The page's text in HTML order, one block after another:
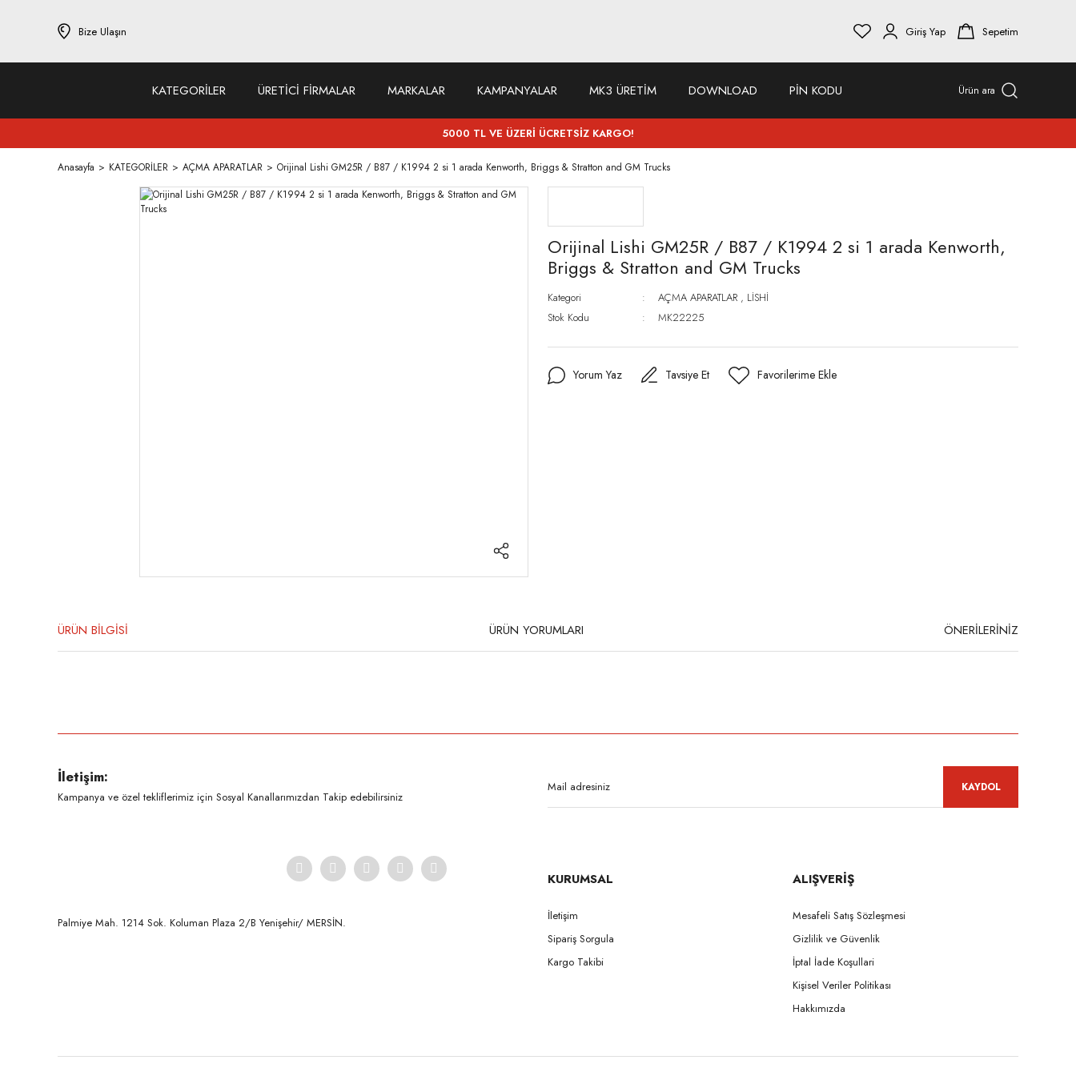
Bize Ulaşın Giriş Yap Sepetim
KATEGORİLER ÜRETİCİ FİRMALAR MARKALAR KAMPANYALAR MK3 ÜRETİM DOWNLOAD PİN KODU Ürün ara
5000 TL VE ÜZERİ ÜCRETSİZ KARGO!
Anasayfa KATEGORİLER AÇMA APARATLAR Orijinal Lishi GM25R / B87 / K1994 2 si 1 arada Kenworth, Briggs & Stratton and GM Trucks
Orijinal Lishi GM25R / B87 / K1994 2 si 1 arada Kenworth,
Briggs & Stratton and GM Trucks
Kategori AÇMA APARATLAR , LİSHİ
Stok Kodu
MK22225
Yorum Yaz Tavsiye Et
ÜRÜN BİLGİSİ ÜRÜN YORUMLARI ÖNERİLERİNİZ
Ürün açıklamasında eksik bilgiler bulunuyor.
Ürün bilgilerinde hatalar bulunuyor.
İletişim:
Kampanya ve özel tekliflerimiz için Sosyal Kanallarımızdan Takip edebilirsiniz
KAYDOL
Palmiye Mah. 1214 Sok. Koluman Plaza 2/B Yenişehir/ MERSİN.ㅤㅤㅤㅤㅤㅤㅤㅤㅤㅤㅤㅤㅤㅤㅤㅤㅤㅤㅤㅤㅤㅤㅤㅤㅤㅤㅤㅤㅤㅤㅤㅤㅤㅤㅤ ㅤㅤㅤㅤㅤㅤㅤㅤㅤㅤ
KURUMSAL
İletişim
Sipariş Sorgula
Kargo Takibi
ALIŞVERİŞ
Mesafeli Satış Sözleşmesi
Gizlilik ve Güvenlik
İptal İade Koşullari
Kişisel Veriler Politikası
Hakkımızda